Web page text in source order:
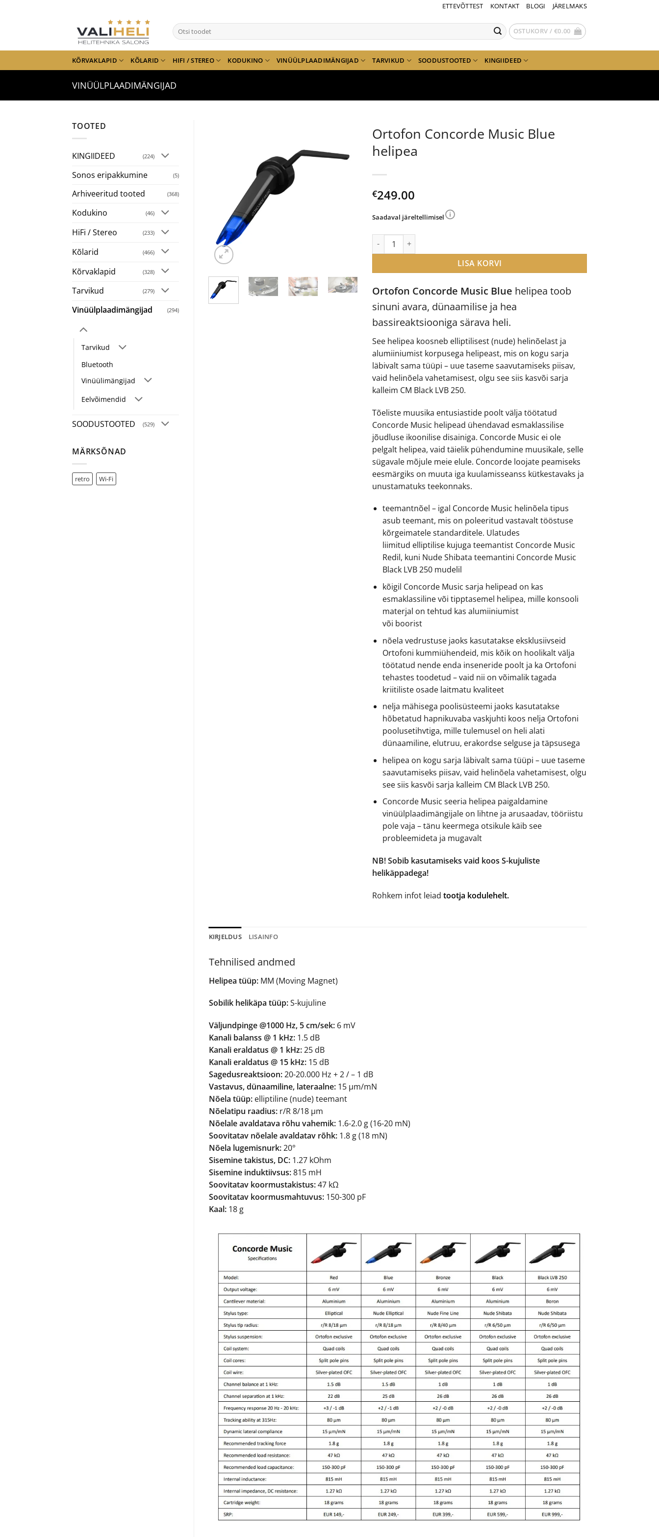
ETTEVÕTTEST KONTAKT BLOGI JÄRELMAKS
Otsi: OSTUKORV / €0.00
KÕRVAKLAPID KÕLARID HIFI / STEREO KODUKINO VINÜÜLPLAADIMÄNGIJAD TARVIKUD SOODUSTOOTED KINGIIDEED
VINÜÜLPLAADIMÄNGIJAD
TOOTED
KINGIIDEED (224)
Sonos eripakkumine (5)
Arhiveeritud tooted (368)
Kodukino (46)
HiFi / Stereo (233)
Kõlarid (466)
Kõrvaklapid (328)
Tarvikud (279)
Vinüülplaadimängijad (294)
Tarvikud
Bluetooth
Vinüülimängijad
Eelvõimendid
SOODUSTOOTED (529)
MÄRKSÕNAD
retro Wi-Fi
Ortofon Concorde Music Blue
helipea
€249.00
Ortofon Concorde Music Blue helipea toob
sinuni avara, dünaamilise ja hea
bassireaktsiooniga särava heli.
See helipea koosneb elliptilisest (nude) helinõelast ja
alumiiniumist korpusega helipeast, mis on kogu sarja
läbivalt sama tüüpi – uue taseme saavutamiseks piisav,
vaid helinõela vahetamisest, olgu see siis kasvõi sarja
kalleim CM Black LVB 250.
Tõeliste muusika entusiastide poolt välja töötatud
Concorde Music helipead ühendavad esmaklassilise
jõudluse ikoonilise disainiga. Concorde Music ei ole
pelgalt helipea, vaid täielik pühendumine muusikale, selle
sügavale mõjule meie elule. Concorde loojate peamiseks
eesmärgiks on muuta iga kuulamisseanss kütkestavaks ja
unustamatuks teekonnaks.
teemantnõel – igal Concorde Music helinõela tipus
asub teemant, mis on poleeritud vastavalt tööstuse
kõrgeimatele standarditele. Ulatudes
liimitud elliptilise kujuga teemantist Concorde Music
Redil, kuni Nude Shibata teemantini Concorde Music
Black LVB 250 mudelil
kõigil Concorde Music sarja helipead on kas
esmaklassiline või tipptasemel helipea, mille konsooli
materjal on tehtud kas alumiiniumist
või boorist
nõela vedrustuse jaoks kasutatakse eksklusiivseid
Ortofoni kummiühendeid, mis kõik on hoolikalt välja
töötatud nende enda inseneride poolt ja ka Ortofoni
tehastes toodetud – vaid nii on võimalik tagada
kriitiliste osade laitmatu kvaliteet
nelja mähisega poolisüsteemi jaoks kasutatakse
hõbetatud hapnikuvaba vaskjuhti koos nelja Ortofoni
poolusetihvtiga, mille tulemusel on heli alati
dünaamiline, elutruu, erakordse selguse ja täpsusega
helipea on kogu sarja läbivalt sama tüüpi – uue taseme
saavutamiseks piisav, vaid helinõela vahetamisest, olgu
see siis kasvõi sarja kalleim CM Black LVB 250.
Concorde Music seeria helipea paigaldamine
vinüülplaadimängijale on lihtne ja arusaadav, tööriistu
pole vaja – tänu keermega otsikule käib see
probleemideta ja mugavalt
NB! Sobib kasutamiseks vaid koos S-kujuliste
helikäppadega!
Rohkem infot leiadtootja kodulehelt.
Saadaval järeltellimisel
Ortofon Concorde Music Blue helipea kogus
LISA KORVI
KIRJELDUS LISAINFO
Tehnilised andmed
Helipea tüüp:MM (Moving Magnet)
Sobilik helikäpa tüüp:S-kujuline
Väljundpinge @1000 Hz, 5 cm/sek:6 mV
Kanali balanss @ 1 kHz:1.5 dB
Kanali eraldatus @ 1 kHz:25 dB
Kanali eraldatus @ 15 kHz:15 dB
Sagedusreaktsioon:20-20.000 Hz + 2 / – 1 dB
Vastavus, dünaamiline, lateraalne:15 µm/mN
Nõela tüüp:elliptiline (nude) teemant
Nõelatipu raadius:r/R 8/18 µm
Nõelale avaldatava rõhu vahemik:1.6-2.0 g (16-20 mN)
Soovitatav nõelale avaldatav rõhk:1.8 g (18 mN)
Nõela lugemisnurk:20°
Sisemine takistus, DC:1.27 kOhm
Sisemine induktiivsus:815 mH
Soovitatav koormustakistus:47 kΩ
Soovitatav koormusmahtuvus:150-300 pF
Kaal:18 g